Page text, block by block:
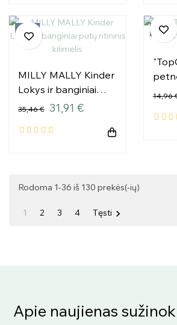
MILLY MALLY Kinder
Lokys ir banginiai
putų ritininis kilimėlis
35,46 € 31,91 €
−10%
14,96
Rodoma 1-36 iš 130 prekės(-ių)
1 2 3 4 Tęsti 
Apie naujienas